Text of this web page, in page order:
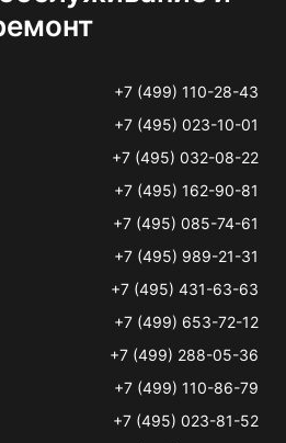
+7 (499) 110-28-43
+7 (495) 023-10-01
+7 (495) 032-08-22
+7 (495) 162-90-81
+7 (495) 085-74-61
+7 (495) 989-21-31
+7 (495) 431-63-63
+7 (499) 653-72-12
+7 (499) 288-05-36
+7 (499) 110-86-79
+7 (495) 023-81-52